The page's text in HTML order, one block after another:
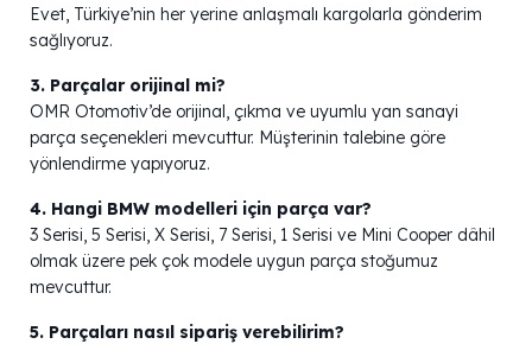
Evet, Türkiye’nin her yerine anlaşmalı kargolarla gönderim
sağlıyoruz.
3. Parçalar orijinal mi?
OMR Otomotiv’de orijinal, çıkma ve uyumlu yan sanayi
parça seçenekleri mevcuttur. Müşterinin talebine göre
yönlendirme yapıyoruz.
4. Hangi BMW modelleri için parça var?
3 Serisi, 5 Serisi, X Serisi, 7 Serisi, 1 Serisi ve Mini Cooper dâhil
olmak üzere pek çok modele uygun parça stoğumuz
mevcuttur.
5. Parçaları nasıl sipariş verebilirim?